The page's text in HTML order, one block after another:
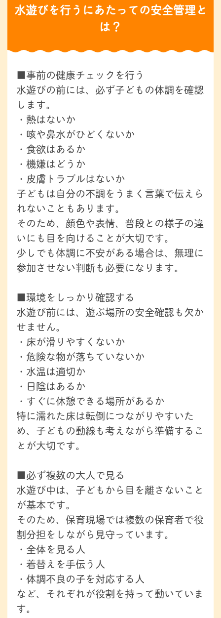
水遊びを行うにあたっての安全管理と
は？
■事前の健康チェックを行う
水遊びの前には、必ず子どもの体調を確認
します。
・熱はないか
・咳や鼻水がひどくないか
・食欲はあるか
・機嫌はどうか
・皮膚トラブルはないか
子どもは自分の不調をうまく言葉で伝えら
れないこともあります。
そのため、顔色や表情、普段との様子の違
いにも目を向けることが大切です。
少しでも体調に不安がある場合は、無理に
参加させない判断も必要になります。
■環境をしっかり確認する
水遊び前には、遊ぶ場所の安全確認も欠か
せません。
・床が滑りやすくないか
・危険な物が落ちていないか
・水温は適切か
・日陰はあるか
・すぐに休憩できる場所があるか
特に濡れた床は転倒につながりやすいた
め、子どもの動線も考えながら準備するこ
とが大切です。
■必ず複数の大人で見る
水遊び中は、子どもから目を離さないこと
が基本です。
そのため、保育現場では複数の保育者で役
割分担をしながら見守っています。
・全体を見る人
・着替えを手伝う人
・体調不良の子を対応する人
など、それぞれが役割を持って動いていま
す。